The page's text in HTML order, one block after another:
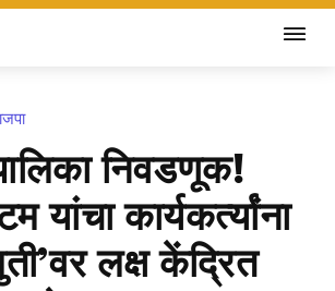
निवडणूक!
यांचा कार्यकर्त्यांना
लक्ष केंद्रित